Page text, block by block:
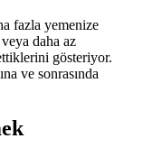
fazla yemenize
daha az
gösteriyor.
ve sonrasında